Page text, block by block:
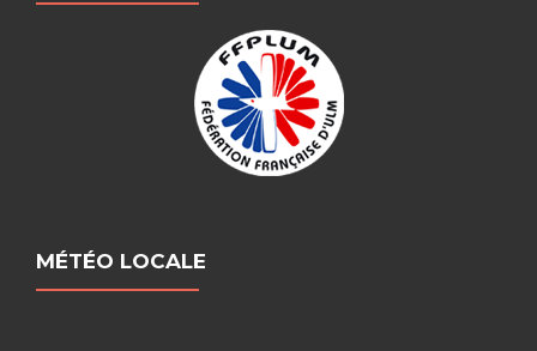
MÉTÉO LOCALE